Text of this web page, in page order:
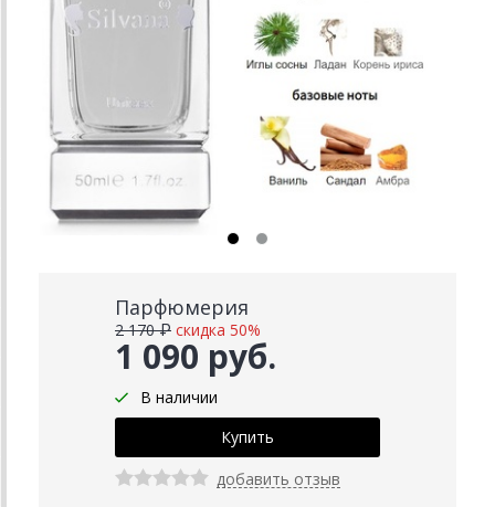
Парфюмерия
1 090 руб.
2 170 ₽ скидка 50%
В наличии
добавить отзыв